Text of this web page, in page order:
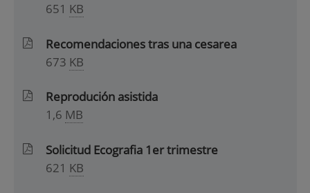
651 KB
Recomendaciones tras una cesarea
673 KB
Reprodución asistida
1,6 MB
Solicitud Ecografia 1er trimestre
621 KB